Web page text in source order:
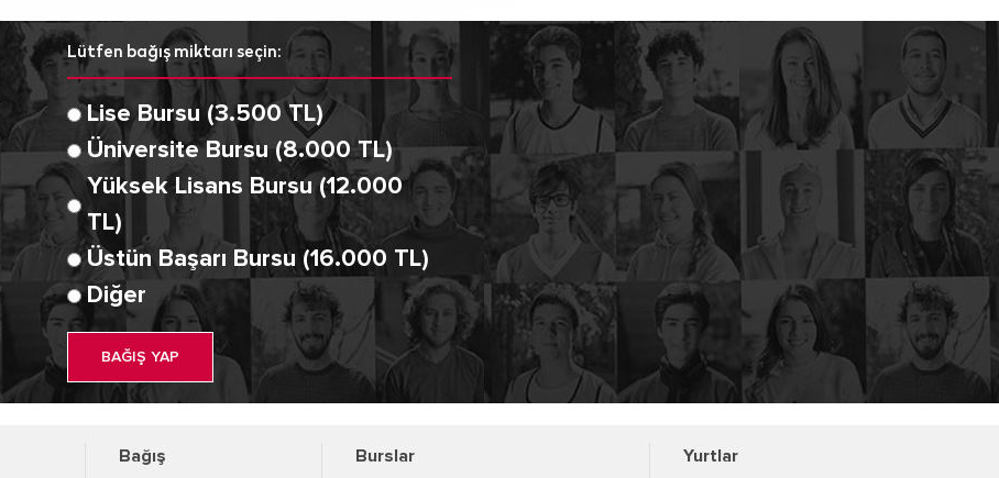
Lütfen bağış miktarı seçin:
Lise Bursu (3.500 TL)
Üniversite Bursu (8.000 TL)
Yüksek Lisans Bursu (12.000
TL)
Üstün Başarı Bursu (16.000 TL)
Diğer
BAĞIŞ YAP
Bağış Burslar Yurtlar